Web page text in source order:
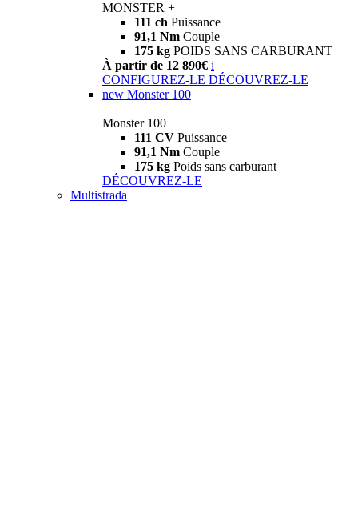
MONSTER +
111 ch Puissance
91,1 Nm Couple
175 kg POIDS SANS CARBURANT
À partir de 12 890€ i
CONFIGUREZ-LE DÉCOUVREZ-LE
new Monster 100
Monster 100
111 CV Puissance
91,1 Nm Couple
175 kg Poids sans carburant
DÉCOUVREZ-LE
Multistrada